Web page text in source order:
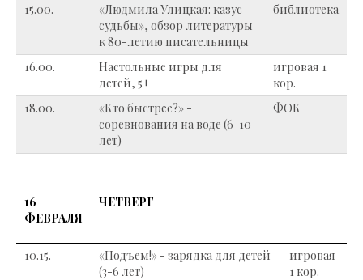
15.00.
«Людмила Улицкая: казус
судьбы», обзор литературы
к 80-летию писательницы
библиотека
16.00.
Настольные игры для
детей, 5+
игровая 1
кор.
18.00.
«Кто быстрее?» -
соревнования на воде (6-10
лет)
ФОК
16
ФЕВРАЛЯ
ЧЕТВЕРГ
10.15.
«Подъем!» - зарядка для детей
(3-6 лет)
игровая
1 кор.